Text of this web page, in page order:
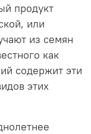
продукт
или
из семян
как
содержит эти
этих